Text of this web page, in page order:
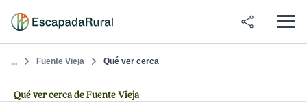
... Fuente Vieja Qué ver cerca
Qué ver cerca de Fuente Vieja